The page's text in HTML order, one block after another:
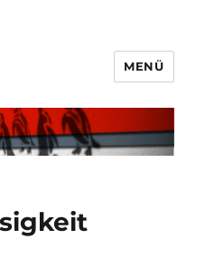
MENÜ